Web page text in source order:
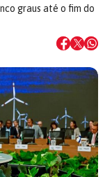
graus até o fim do